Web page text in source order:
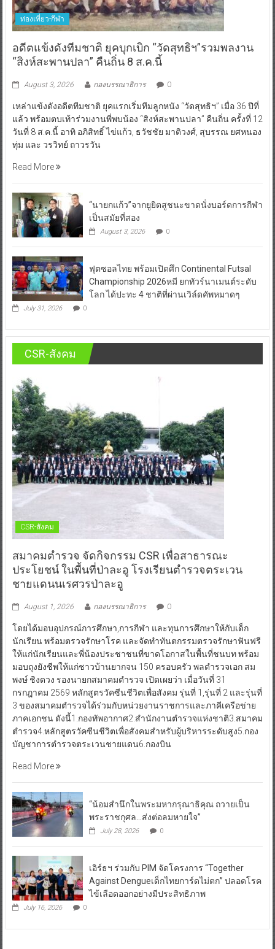
ท่องเที่ยว-กีฬา
อดีตแข้งดังทีมชาติ ยุคบุกเบิก “วัดสุทธิฯ”รวมพลงาน
“สิงห์สะพานปลา” คืนถิ่น 8 ส.ค.นี้
August 3, 2026 กองบรรณาธิการ 0
เหล่าแข้งดังอดีตทีมชาติ ยุคแรกเริ่มทีมลูกหนัง “วัดสุทธิฯ” เมื่อ 36 ปีที่
แล้ว พร้อมตบเท้าร่วมงานพี่พบน้อง “สิงห์สะพานปลา” คืนถิ่น ครั้งที่ 12
วันที่ 8 ส.ค.นี้ อาทิ อภิสิทธิ์ ไข่แก้ว, ธวัชชัย มาติวงศ์, สุบรรณ ยศหนอง
ทุ่ม และ วรวิทย์ ถาวรวัน
Read More
“นายกแก้ว”จากยูยิตสูชนะขาดนั่งบอร์ดการกีฬา
เป็นสมัยที่สอง
August 3, 2026 0
ฟุตซอลไทย พร้อมเปิดศึก Continental Futsal
Championship 2026หมี ยกทัวร์นาเมนต์ระดับ
โลก ได้ปะทะ 4 ชาติที่ผ่านเวิล์ดคัพหมาดๆ
July 31, 2026 0
CSR-สังคม
CSR-สังคม
สมาคมตำรวจ จัดกิจกรรม CSR เพื่อสาธารณะ
ประโยชน์ ในพื้นที่ป่าละอู โรงเรียนตำรวจตระเวน
ชายแดนนเรศวรป่าละอู
August 1, 2026 กองบรรณาธิการ 0
โดยได้มอบอุปกรณ์การศึกษา,การกีฬา และทุนการศึกษาให้กับเด็ก
นักเรียน พร้อมตรวจรักษาโรค และจัดทำทันตกรรมตรวจรักษาฟันฟรี
ให้แก่นักเรียนและพี่น้องประชาชนที่ขาดโอกาสในพื้นที่ชนบท พร้อม
มอบถุงยังชีพให้แก่ชาวบ้านยากจน 150 ครอบครัว พลตำรวจเอก สม
พงษ์ ชิงดวง รองนายกสมาคมตำรวจ เปิดเผยว่า เมื่อวันที่ 31
กรกฎาคม 2569 หลักสูตรวัคซีนชีวิตเพื่อสังคม รุ่นที่ 1,รุ่นที่ 2 และรุ่นที่
3 ของสมาคมตำรวจได้ร่วมกับหน่วยงานราชการและภาคีเครือข่าย
ภาคเอกชน ดังนี้1.กองทัพอากาศ2.สำนักงานตำรวจแห่งชาติ3.สมาคม
ตำรวจ4.หลักสูตรวัคซีนชีวิตเพื่อสังคมสำหรับผู้บริหารระดับสูง5.กอง
บัญชาการตำรวจตระเวนชายแดน6.กองบิน
Read More
“น้อมสำนึกในพระมหากรุณาธิคุณ ถวายเป็น
พระราชกุศล…ส่งต่อลมหายใจ”
July 28, 2026 0
เอิร์ธฯ ร่วมกับ PIM จัดโครงการ “Together
Against Dengueเด็กไทยการ์ดไม่ตก” ปลอดโรค
ไข้เลือดออกอย่างมีประสิทธิภาพ
July 16, 2026 0